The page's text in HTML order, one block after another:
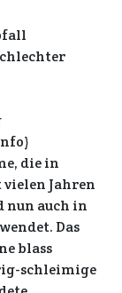
die in
Jahren
nun auch in
Das
blass
schleimige